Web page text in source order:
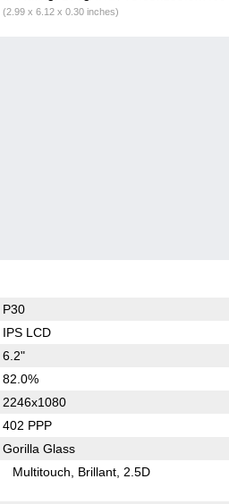
(2.99 x 6.12 x 0.30 inches)
P30
IPS LCD
6.2"
82.0%
2246x1080
402 PPP
Gorilla Glass
Multitouch Brillant 2.5D